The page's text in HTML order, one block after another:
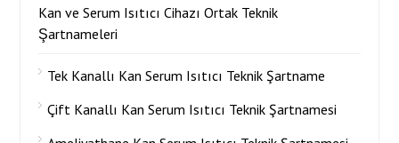
Kan ve Serum Isıtıcı Cihazı Ortak Teknik
Şartnameleri
Tek Kanallı Kan Serum Isıtıcı Teknik Şartname
Çift Kanallı Kan Serum Isıtıcı Teknik Şartnamesi